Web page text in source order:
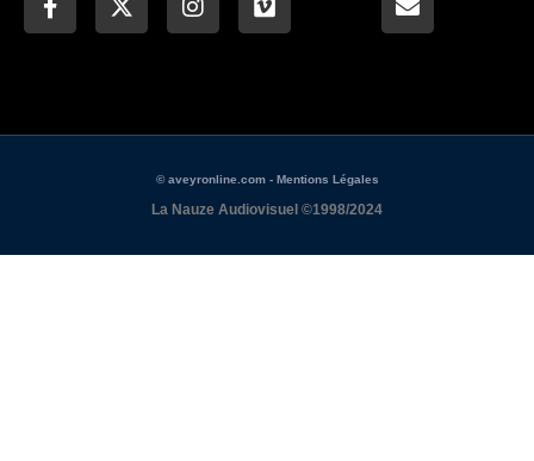
© aveyronline.com - Mentions Légales
La Nauze Audiovisuel ©1998/2024